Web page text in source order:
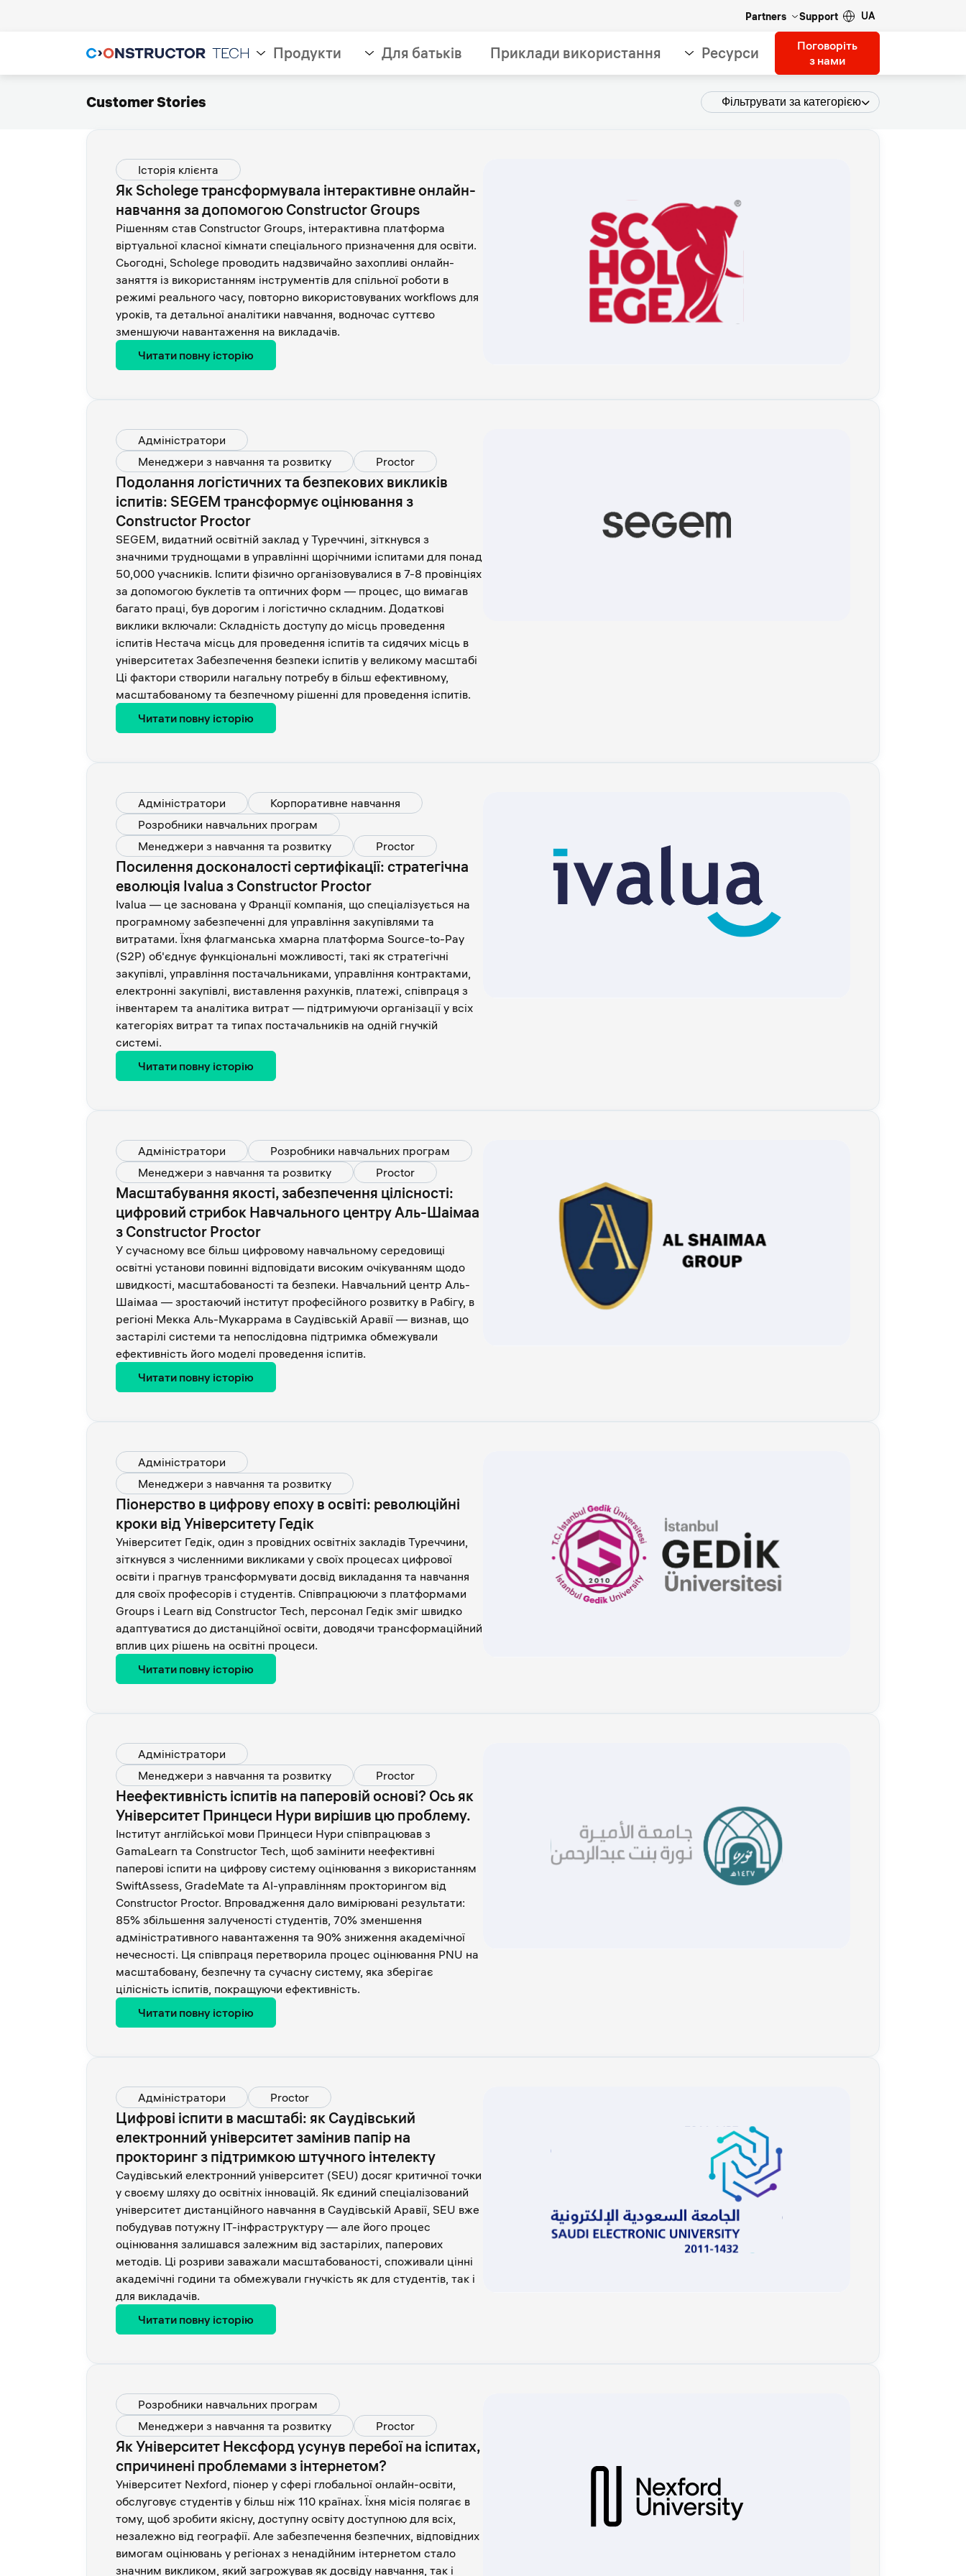
Partners Support UA
Продукти Для батьків Приклади використання Ресурси
Поговоріть
з нами
Customer Stories Фільтрувати за категорією
Історія клієнта
Як Scholege трансформувала інтерактивне онлайн-
навчання за допомогою Constructor Groups
Рішенням став Constructor Groups, інтерактивна платформа
віртуальної класної кімнати спеціального призначення для освіти.
Сьогодні, Scholege проводить надзвичайно захопливі онлайн-
заняття із використанням інструментів для спільної роботи в
режимі реального часу, повторно використовуваних workflows для
уроків, та детальної аналітики навчання, водночас суттєво
зменшуючи навантаження на викладачів.
Читати повну історію
Адміністратори
Менеджери з навчання та розвитку
Proctor
Подолання логістичних та безпекових викликів
іспитів: SEGEM трансформує оцінювання з
Constructor Proctor
SEGEM, видатний освітній заклад у Туреччині, зіткнувся з
значними труднощами в управлінні щорічними іспитами для понад
50,000 учасників. Іспити фізично організовувалися в 7-8 провінціях
за допомогою буклетів та оптичних форм — процес, що вимагав
багато праці, був дорогим і логістично складним. Додаткові
виклики включали: Складність доступу до місць проведення
іспитів Нестача місць для проведення іспитів та сидячих місць в
університетах Забезпечення безпеки іспитів у великому масштабі
Ці фактори створили нагальну потребу в більш ефективному,
масштабованому та безпечному рішенні для проведення іспитів.
Читати повну історію
Адміністратори
Корпоративне навчання
Розробники навчальних програм
Менеджери з навчання та розвитку
Proctor
Посилення досконалості сертифікації: стратегічна
еволюція Ivalua з Constructor Proctor
Ivalua — це заснована у Франції компанія, що спеціалізується на
програмному забезпеченні для управління закупівлями та
витратами. Їхня флагманська хмарна платформа Source-to-Pay
(S2P) об'єднує функціональні можливості, такі як стратегічні
закупівлі, управління постачальниками, управління контрактами,
електронні закупівлі, виставлення рахунків, платежі, співпраця з
інвентарем та аналітика витрат — підтримуючи організації у всіх
категоріях витрат та типах постачальників на одній гнучкій
системі.
Читати повну історію
Адміністратори
Розробники навчальних програм
Менеджери з навчання та розвитку
Proctor
Масштабування якості, забезпечення цілісності:
цифровий стрибок Навчального центру Аль-Шаімаа
з Constructor Proctor
У сучасному все більш цифровому навчальному середовищі
освітні установи повинні відповідати високим очікуванням щодо
швидкості, масштабованості та безпеки. Навчальний центр Аль-
Шаімаа — зростаючий інститут професійного розвитку в Рабігу, в
регіоні Мекка Аль-Мукаррама в Саудівській Аравії — визнав, що
застарілі системи та непослідовна підтримка обмежували
ефективність його моделі проведення іспитів.
Читати повну історію
Адміністратори
Менеджери з навчання та розвитку
Піонерство в цифрову епоху в освіті: революційні
кроки від Університету Гедік
Університет Гедік, один з провідних освітніх закладів Туреччини,
зіткнувся з численними викликами у своїх процесах цифрової
освіти і прагнув трансформувати досвід викладання та навчання
для своїх професорів і студентів. Співпрацюючи з платформами
Groups і Learn від Constructor Tech, персонал Гедік зміг швидко
адаптуватися до дистанційної освіти, доводячи трансформаційний
вплив цих рішень на освітні процеси.
Читати повну історію
Адміністратори
Менеджери з навчання та розвитку
Proctor
Неефективність іспитів на паперовій основі? Ось як
Університет Принцеси Нури вирішив цю проблему.
Інститут англійської мови Принцеси Нури співпрацював з
GamaLearn та Constructor Tech, щоб замінити неефективні
паперові іспити на цифрову систему оцінювання з використанням
SwiftAssess, GradeMate та AI-управлінням прокторингом від
Constructor Proctor. Впровадження дало вимірювані результати:
85% збільшення залученості студентів, 70% зменшення
адміністративного навантаження та 90% зниження академічної
нечесності. Ця співпраця перетворила процес оцінювання PNU на
масштабовану, безпечну та сучасну систему, яка зберігає
цілісність іспитів, покращуючи ефективність.
Читати повну історію
Адміністратори Proctor
Цифрові іспити в масштабі: як Саудівський
електронний університет замінив папір на
прокторинг з підтримкою штучного інтелекту
Саудівський електронний університет (SEU) досяг критичної точки
у своєму шляху до освітніх інновацій. Як єдиний спеціалізований
університет дистанційного навчання в Саудівській Аравії, SEU вже
побудував потужну ІТ-інфраструктуру — але його процес
оцінювання залишався залежним від застарілих, паперових
методів. Ці розриви заважали масштабованості, споживали цінні
академічні години та обмежували гнучкість як для студентів, так і
для викладачів.
Читати повну історію
Розробники навчальних програм
Менеджери з навчання та розвитку
Proctor
Як Університет Нексфорд усунув перебої на іспитах,
спричинені проблемами з інтернетом?
Університет Nexford, піонер у сфері глобальної онлайн-освіти,
обслуговує студентів у більш ніж 110 країнах. Їхня місія полягає в
тому, щоб зробити якісну, доступну освіту доступною для всіх,
незалежно від географії. Але забезпечення безпечних, відповідних
вимогам оцінювань у регіонах з ненадійним інтернетом стало
значним викликом, який загрожував як досвіду навчання, так і